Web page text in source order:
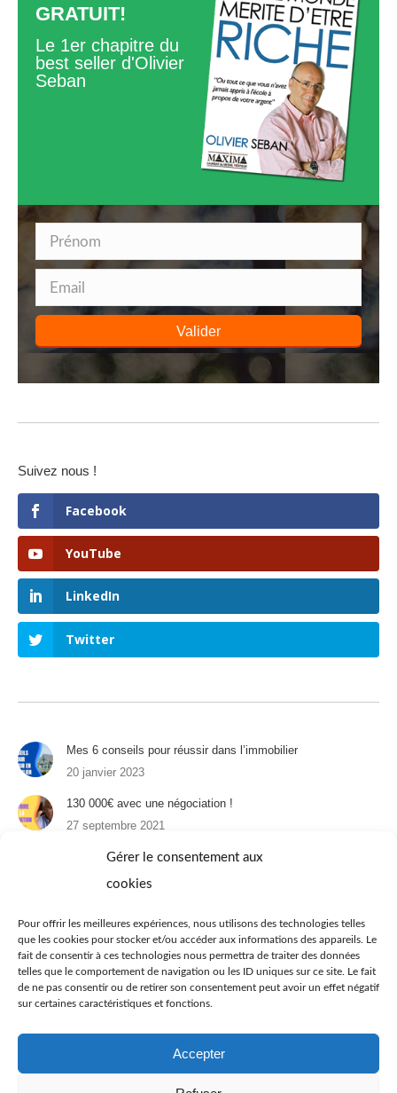
Gérer le consentement aux
cookies
Pour offrir les meilleures expériences, nous utilisons des technologies telles
que les cookies pour stocker et/ou accéder aux informations des appareils. Le
fait de consentir à ces technologies nous permettra de traiter des données
telles que le comportement de navigation ou les ID uniques sur ce site. Le fait
de ne pas consentir ou de retirer son consentement peut avoir un effet négatif
sur certaines caractéristiques et fonctions.
Accepter
GRATUIT!
Le 1er chapitre du
best seller d'Olivier
Seban
Valider
Suivez nous !
Facebook
YouTube
LinkedIn
Twitter
Mes 6 conseils pour réussir dans l’immobilier
20 janvier 2023
130 000€ avec une négociation !
27 septembre 2021
Un appartement à Paris : 1er épisode
31 août 2021
22 juin 2021
Immobilier à Dubaï
29 avril 2021
19 avril 2021